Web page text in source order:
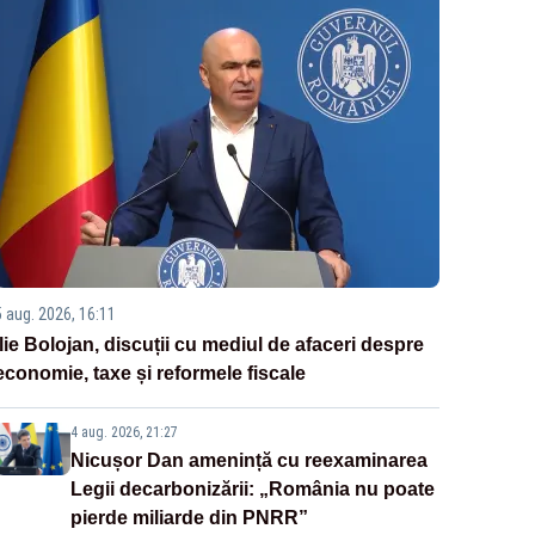
aug. 2026, 16:11
Bolojan, discuții cu mediul de afaceri despre
taxe și reformele fiscale
4 aug. 2026, 21:27
Nicușor Dan amenință cu reexaminarea
Legii decarbonizării: „România nu poate
pierde miliarde din PNRR”